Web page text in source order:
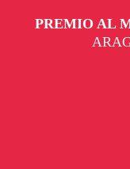
PREMIO AL